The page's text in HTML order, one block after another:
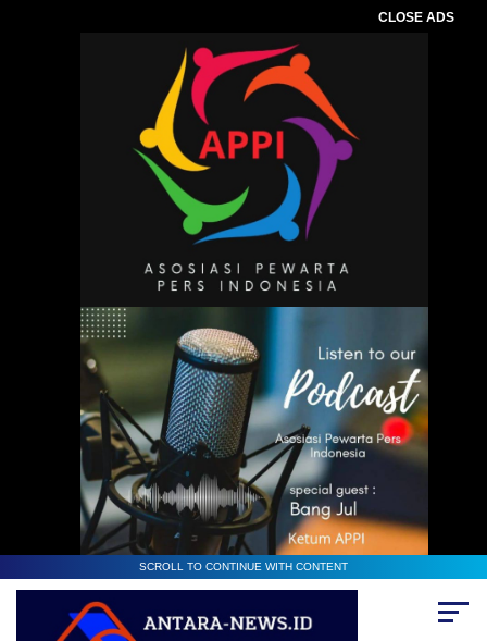
CLOSE ADS
SCROLL TO CONTINUE WITH CONTENT